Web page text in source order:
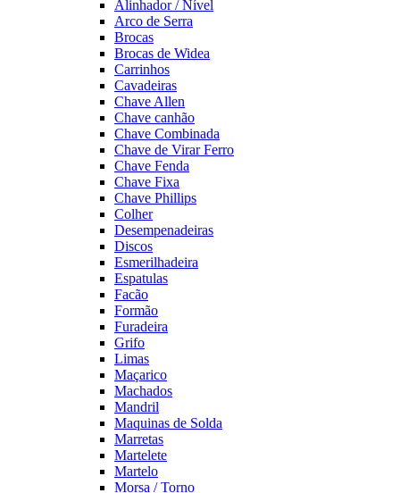
Alinhador / Nível
Arco de Serra
Brocas
Brocas de Widea
Carrinhos
Cavadeiras
Chave Allen
Chave canhão
Chave Combinada
Chave de Virar Ferro
Chave Fenda
Chave Fixa
Chave Phillips
Colher
Desempenadeiras
Discos
Esmerilhadeira
Espatulas
Facão
Formão
Furadeira
Grifo
Limas
Maçarico
Machados
Mandril
Maquinas de Solda
Marretas
Martelete
Martelo
Morsa / Torno